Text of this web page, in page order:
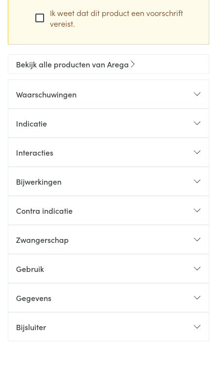
Ik weet dat dit product een voorschrift
vereist.
Bekijk alle producten van Arega
Waarschuwingen
Indicatie
Interacties
Bijwerkingen
Contra indicatie
Zwangerschap
Gebruik
Gegevens
Bijsluiter